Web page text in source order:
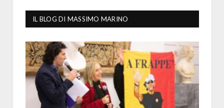
IL BLOG DI MASSIMO MARINO